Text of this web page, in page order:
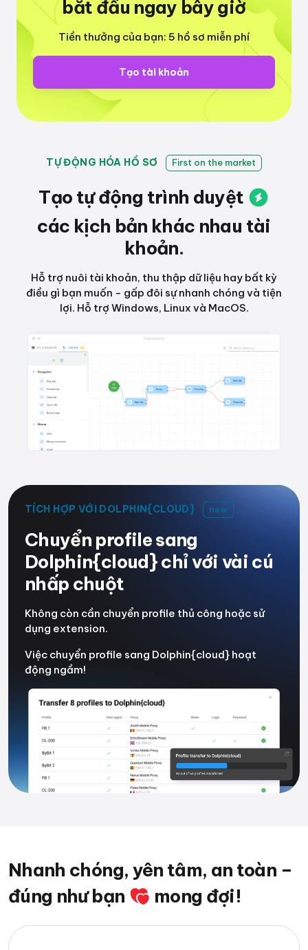
bắt đầu ngay bây giờ
Tiền thưởng của bạn: 5 hồ sơ miễn phí
Tạo tài khoản
TỰ ĐỘNG HÓA HỒ SƠ First on the market
Tạo tự động trình duyệt
các kịch bản khác nhau tài
khoản.
Hỗ trợ nuôi tài khoản, thu thập dữ liệu hay bất kỳ
điều gì bạn muốn - gấp đôi sự nhanh chóng và tiện
lợi. Hỗ trợ Windows, Linux và MacOS.
TÍCH HỢP VỚI DOLPHIN{CLOUD} new
Chuyển profile sang
Dolphin{cloud} chỉ với vài cú
nhấp chuột
Không còn cần chuyển profile thủ công hoặc sử
dụng extension.
Việc chuyển profile sang Dolphin{cloud} hoạt
động ngầm!
Nhanh chóng, yên tâm, an toàn –
đúng như bạn
mong đợi!